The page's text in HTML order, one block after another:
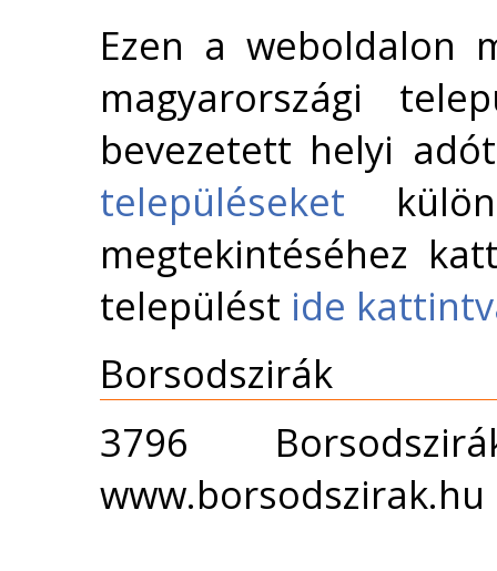
Ezen a weboldalon
magyarországi
bevezetett helyi
településeket
megtekintéséhez
települést ide
Borsodszirák
3796
www.borsodszirak.hu